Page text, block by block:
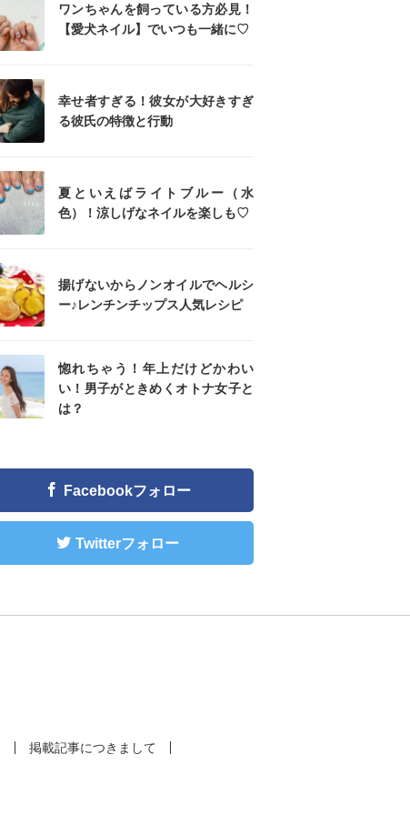
ワンちゃんを飼っている方必見！
【愛犬ネイル】でいつも一緒に♡
幸せ者すぎる！彼女が大好きすぎ
る彼氏の特徴と行動
夏といえばライトブルー（水
色）！涼しげなネイルを楽しも♡
揚げないからノンオイルでヘルシ
ー♪レンチンチップス人気レシピ
惚れちゃう！年上だけどかわい
い！男子がときめくオトナ女子と
は？
Facebookフォロー
Twitterフォロー
掲載記事につきまして